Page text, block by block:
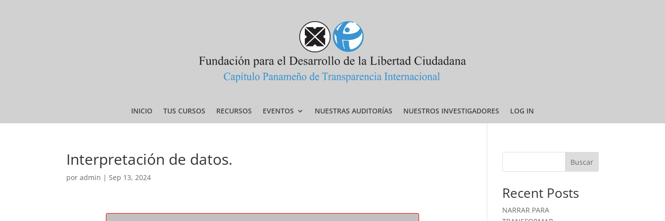
INICIO TUS CURSOS RECURSOS EVENTOS NUESTRAS AUDITORÍAS NUESTROS INVESTIGADORES LOG IN
Interpretación de datos.
poradmin |Sep 13, 2024
Buscar
Recent Posts
NARRAR PARA